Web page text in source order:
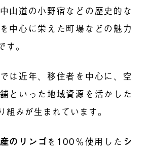
山道の小野宿などの歴史的な
中心に栄えた町場などの魅力
。
は近年、移住者を中心に、空
といった地域資源を活かした
組みが生まれています。
のリンゴを100％使用した シ